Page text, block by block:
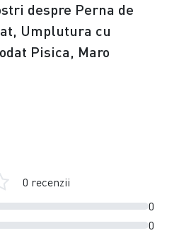
despre Perna de
Umplutura cu
Pisica, Maro
0
0
0 recenzii